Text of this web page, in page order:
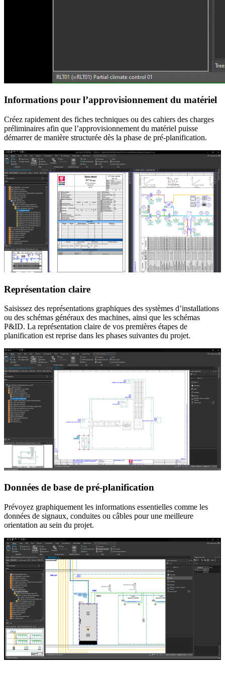
Informations pour l’approvisionnement du matériel
Créez rapidement des fiches techniques ou des cahiers des charges
préliminaires afin que l’approvisionnement du matériel puisse
démarrer de manière structurée dès la phase de pré-planification.
Représentation claire
Saisissez des représentations graphiques des systèmes d’installations
ou des schémas généraux des machines, ainsi que les schémas
P&ID. La représentation claire de vos premières étapes de
planification est reprise dans les phases suivantes du projet.
Données de base de pré-planification
Prévoyez graphiquement les informations essentielles comme les
données de signaux, conduites ou câbles pour une meilleure
orientation au sein du projet.